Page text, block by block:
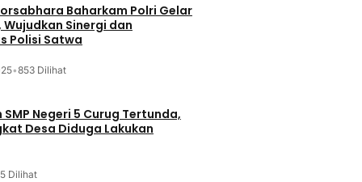
Baharkam Polri Gelar
Wujudkan Sinergi dan
Polisi Satwa
•853 Dilihat
Negeri 5 Curug Tertunda,
Desa Diduga Lakukan
Dilihat